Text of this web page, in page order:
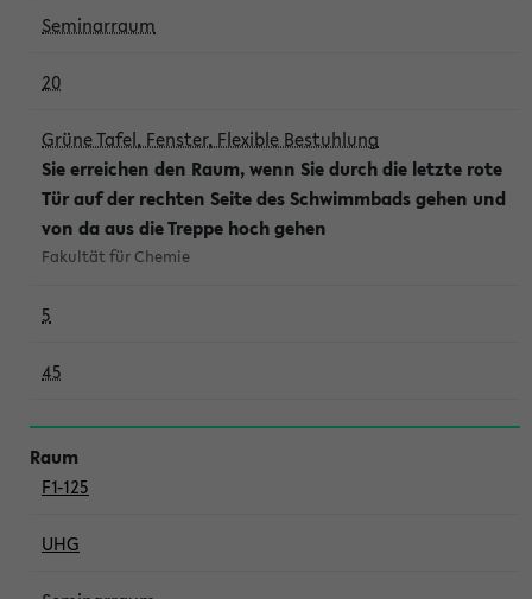
Seminarraum
20
Grüne Tafel, Fenster, Flexible Bestuhlung
Sie erreichen den Raum, wenn Sie durch die letzte rote
Tür auf der rechten Seite des Schwimmbads gehen und
von da aus die Treppe hoch gehen
Fakultät für Chemie
5
45
F1-125
UHG